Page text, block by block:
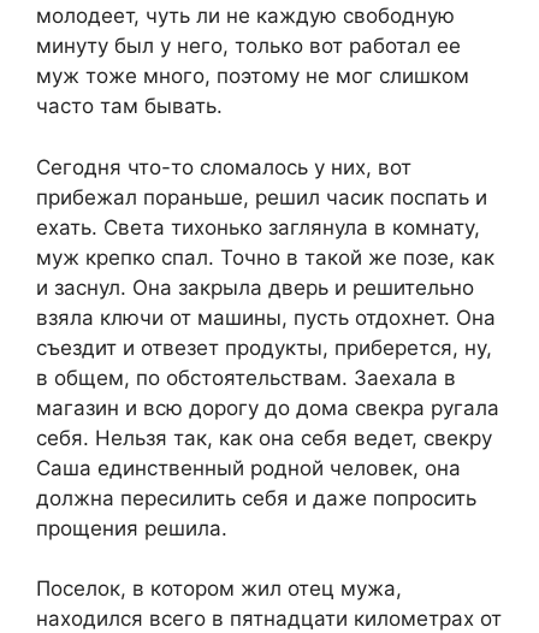
молодеет, чуть ли не каждую свободную
минуту был у него, только вот работал ее
муж тоже много, поэтому не мог слишком
часто там бывать.
Сегодня что-то сломалось у них, вот
прибежал пораньше, решил часик поспать и
ехать. Света тихонько заглянула в комнату,
муж крепко спал. Точно в такой же позе, как
и заснул. Она закрыла дверь и решительно
взяла ключи от машины, пусть отдохнет. Она
съездит и отвезет продукты, приберется, ну,
в общем, по обстоятельствам. Заехала в
магазин и всю дорогу до дома свекра ругала
себя. Нельзя так, как она себя ведет, свекру
Саша единственный родной человек, она
должна пересилить себя и даже попросить
прощения решила.
Поселок, в котором жил отец мужа,
находился всего в пятнадцати километрах от